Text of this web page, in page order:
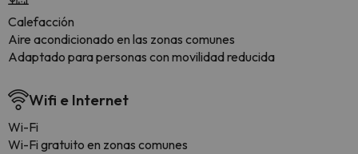
Calefacción
Aire acondicionado en las zonas comunes
Adaptado para personas con movilidad reducida
Wifi e Internet
Wi-Fi
Wi-Fi gratuito en zonas comunes